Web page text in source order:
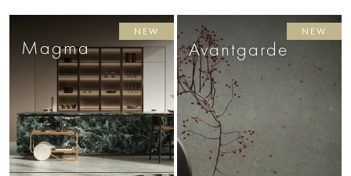
Magma
NEW
Avantgarde
NEW